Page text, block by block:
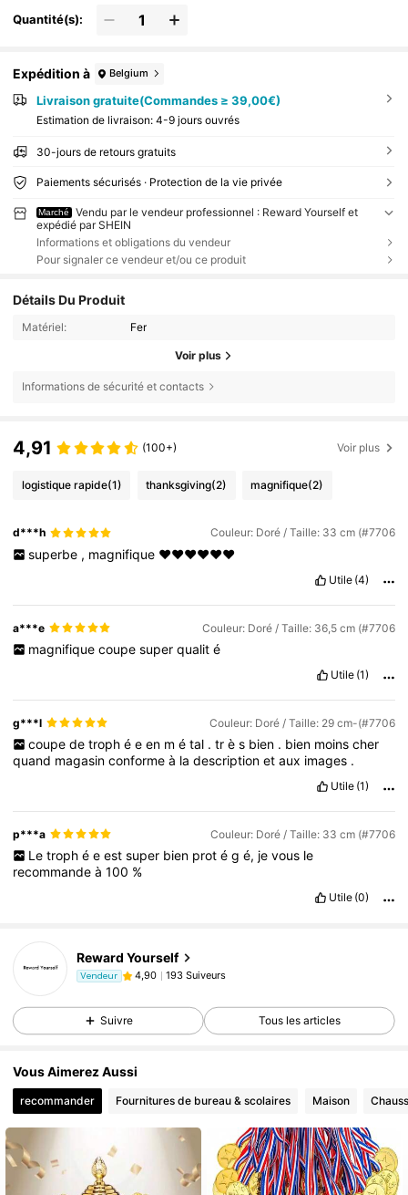
Quantité(s):
Expédition à Belgium
Livraison gratuite(Commandes ≥ 39,00€)
Estimation de livraison: 4-9 jours ouvrés
30-jours de retours gratuits
Paiements sécurisés · Protection de la vie privée
Marché
Vendu par le vendeur professionnel : Reward Yourself et
expédié par SHEIN
Informations et obligations du vendeur
Pour signaler ce vendeur et/ou ce produit
Détails Du Produit
Matériel: Fer
Voir plus
Informations de sécurité et contacts
4,91 (100+) Voir plus
logistique rapide(1) thanksgiving(2) magnifique(2)
d***h Couleur: Doré / Taille: 33 cm (#7706
superbe , magnifique ❤️❤️❤️❤️❤️❤️
Utile (4)
a***e Couleur: Doré / Taille: 36,5 cm (#7706
magnifique coupe super qualit é
Utile (1)
g***l Couleur: Doré / Taille: 29 cm-(#7706
coupe de troph é e en m é tal . tr è s bien . bien moins cher
quand magasinconformeà ladescriptionetaux images .
Utile (1)
p***a Couleur: Doré / Taille: 33 cm (#7706
Le troph é e est super bien prot é g é, je vous le
recommandeà100 %
Utile (0)
Reward Yourself
Vendeur 4,90 193 Suiveurs
Suivre Tous les articles
Vous Aimerez Aussi
recommander Fournitures de bureau & scolaires Maison